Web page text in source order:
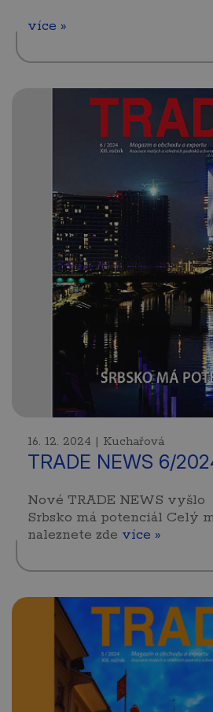
více »
16. 12. 2024 | Kuchařová
TRADE NEWS 6/
Nové TRADE NEWS vyšlo
Srbsko má potenciál Celý
naleznete zde více »